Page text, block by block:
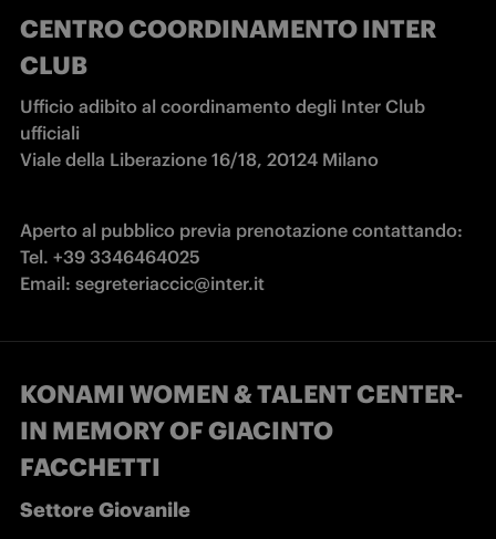
CENTRO COORDINAMENTO INTER
CLUB
Ufficio adibito al coordinamento degli Inter Club
ufficiali
Viale della Liberazione 16/18, 20124 Milano
Aperto al pubblico previa prenotazione contattando:
Tel. +39 3346464025
Email: segreteriaccic@inter.it
KONAMI WOMEN & TALENT CENTER-
IN MEMORY OF GIACINTO
FACCHETTI
Settore Giovanile